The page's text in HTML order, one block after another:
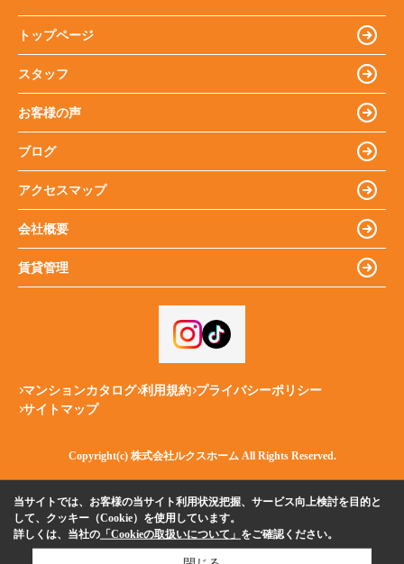
トップページ
スタッフ
お客様の声
ブログ
アクセスマップ
会社概要
賃貸管理
マンションカタログ 利用規約 プライバシーポリシー
サイトマップ
Copyright(c) 株式会社ルクスホーム All Rights Reserved.
当サイトでは、お客様の当サイト利用状況把握、サービス向上検討を目的と
して、クッキー（Cookie）を使用しています。
詳しくは、当社の 「Cookieの取扱いについて」 をご確認ください。